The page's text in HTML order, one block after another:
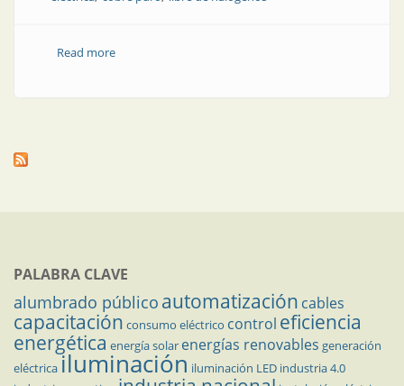
Read moreabout La inversión que diferencia al profesional del
PALABRA CLAVE
alumbrado público automatización cables
capacitación consumo eléctrico control eficiencia
energética energía solar energías renovables generación
eléctricailuminación iluminación LED industria 4.0